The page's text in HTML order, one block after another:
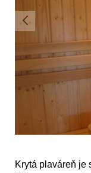
Krytá plaváreň je